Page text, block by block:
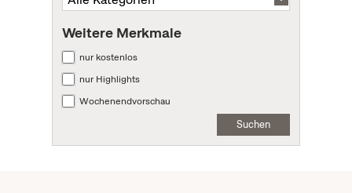
Weitere Merkmale
nur kostenlos
nur Highlights
Wochenendvorschau
Suchen